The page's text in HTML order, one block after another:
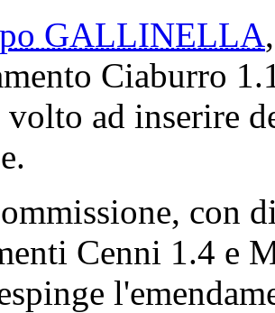
GALLINELLA
Ciaburro
volto ad inserire
con
Cenni 1.4 e